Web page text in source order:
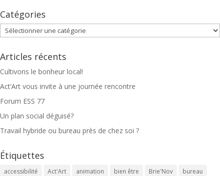
Catégories
Catégories
Articles récents
Cultivons le bonheur local!
Act’Art vous invite à une journée rencontre
Forum ESS 77
Un plan social déguisé?
Travail hybride ou bureau près de chez soi ?
Étiquettes
accessibilité Act'Art animation bien être Brie'Nov
bureau